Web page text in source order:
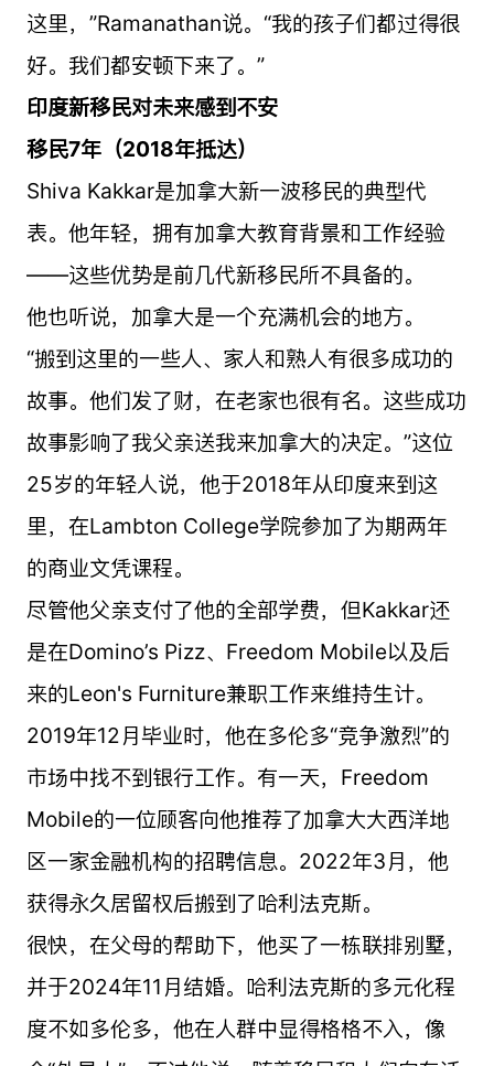
这里，”Ramanathan说。“我的孩子们都过得很
好。我们都安顿下来了。”
印度新移民对未来感到不安
移民7年（2018年抵达）
Shiva Kakkar是加拿大新一波移民的典型代
表。他年轻，拥有加拿大教育背景和工作经验
——这些优势是前几代新移民所不具备的。
他也听说，加拿大是一个充满机会的地方。
“搬到这里的一些人、家人和熟人有很多成功的
故事。他们发了财，在老家也很有名。这些成功
故事影响了我父亲送我来加拿大的决定。”这位
25岁的年轻人说，他于2018年从印度来到这
里，在Lambton College学院参加了为期两年
的商业文凭课程。
尽管他父亲支付了他的全部学费，但Kakkar还
是在Domino’s Pizz、Freedom Mobile以及后
来的Leon's Furniture兼职工作来维持生计。
2019年12月毕业时，他在多伦多“竞争激烈”的
市场中找不到银行工作。有一天，Freedom
Mobile的一位顾客向他推荐了加拿大大西洋地
区一家金融机构的招聘信息。2022年3月，他
获得永久居留权后搬到了哈利法克斯。
很快，在父母的帮助下，他买了一栋联排别墅，
并于2024年11月结婚。哈利法克斯的多元化程
度不如多伦多，他在人群中显得格格不入，像